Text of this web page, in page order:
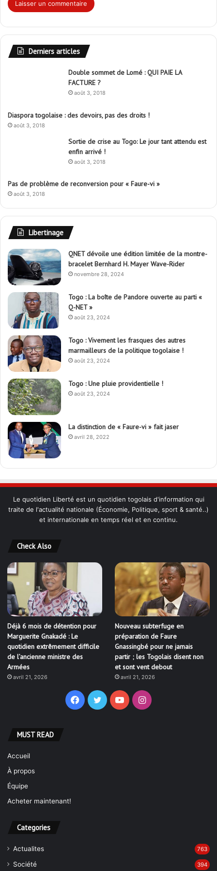
Derniers articles
Double sommet de Lomé : QUI PAIE LA
FACTURE ?
août 3, 2018
Diaspora togolaise : des devoirs, pas des droits !
août 3, 2018
Sortie de crise au Togo: Le jour tant attendu est
enfin arrivé !
août 3, 2018
Pas de problème de reconversion pour « Faure-vi »
août 3, 2018
Libertinage
QNET dévoile une édition limitée de la montre-
bracelet Bernhard H. Mayer Wave-Rider
novembre 28, 2024
Togo : La boîte de Pandore ouverte au parti «
Q-NET »
août 23, 2024
Togo : Vivement les frasques des autres
marmailleurs de la politique togolaise !
août 23, 2024
Togo : Une pluie providentielle !
août 23, 2024
La distinction de « Faure-vi » fait jaser
avril 28, 2022
Le quotidien Liberté est un quotidien togolais d'information qui
traite de l'actualité nationale (Économie, Politique, sport & santé..)
et internationale en temps réel et en continu.
Check Also
Déjà 6 mois de détention pour
Marguerite Gnakadé : Le
quotidien extrêmement difficile
de l’ancienne ministre des
Armées
avril 21, 2026
Nouveau subterfuge en
préparation de Faure
Gnassingbé pour ne jamais
partir ; les Togolais disent non
et sont vent debout
avril 21, 2026
Facebook
TwitterYouTubeInstagram
MUST READ
Accueil
À propos
Équipe
Acheter maintenant!
Categories
Actualites 763
Société 394